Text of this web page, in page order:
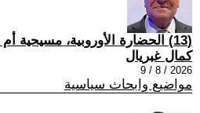
(13) الحضارة الأوروبية، مسيحية أم لامسيحية الهوية
كمال غبريال
2026 / 8 / 9
مواضيع وابحاث سياسية